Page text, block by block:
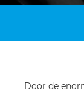
Door de